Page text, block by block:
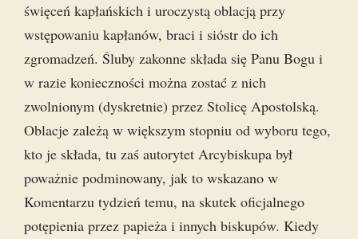
święceń kapłańskich i uroczystą oblacją przy
wstępowaniu kapłanów, braci i sióstr do ich
zgromadzeń. Śluby zakonne składa się Panu Bogu i
w razie konieczności można zostać z nich
zwolnionym (dyskretnie) przez Stolicę Apostolską.
Oblacje zależą w większym stopniu od wyboru tego,
kto je składa, tu zaś autorytet Arcybiskupa był
poważnie podminowany, jak to wskazano w
Komentarzu tydzień temu, na skutek oficjalnego
potępienia przez papieża i innych biskupów. Kiedy